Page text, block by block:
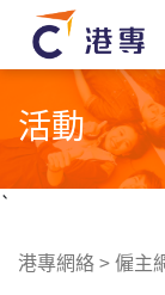
活動
`
港專網絡>僱主